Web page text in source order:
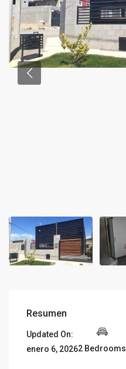
Resumen
Updated On:
enero 6, 20262 Bedrooms